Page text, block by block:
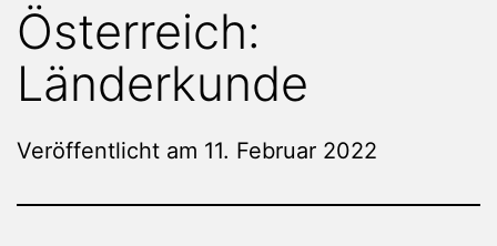
Österreich:
Länderkunde
Veröffentlicht am 11. Februar 2022